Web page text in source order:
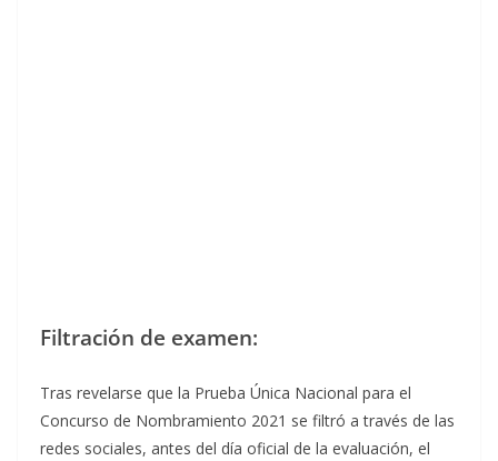
Filtración de examen:
Tras revelarse que la Prueba Única Nacional para el
Concurso de Nombramiento 2021 se filtró a través de las
redes sociales, antes del día oficial de la evaluación, el